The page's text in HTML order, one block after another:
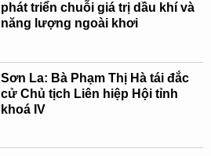
phát triển chuỗi giá trị dầu khí và
năng lượng ngoài khơi
Sơn La: Bà Phạm Thị Hà tái đắc
cử Chủ tịch Liên hiệp Hội tỉnh
khoá IV